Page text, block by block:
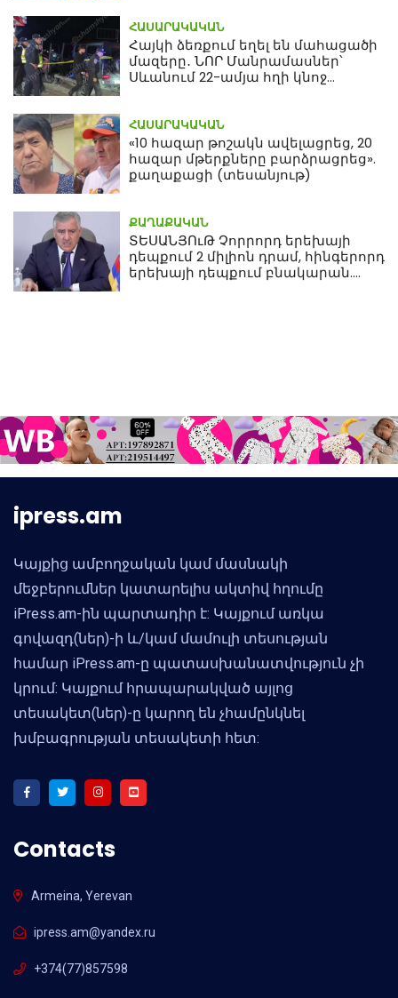
ՀԱՍԱՐԱԿԱԿԱՆ
Հայկի ձեռքում եղել են մահացածի
մազերը․ ՆՈՐ Մանրամասներ՝
Սևանում 22-ամյա հղի կնոջ
ՀԱՍԱՐԱԿԱԿԱՆ
«10 հազար թոշակն ավելացրեց, 20
հազար մթերքները բարձրացրեց».
քաղաքացի (տեսանյութ)
ՔԱՂԱՔԱԿԱՆ
ՏԵՍԱՆՅՈւԹ Չորրորդ երեխայի
դեպքում 2 միլիոն դրամ, հինգերորդ
երեխայի դեպքում բնակարան.
ipress.am
Կայքից ամբողջական կամ մասնակի
մեջբերումներ կատարելիս ակտիվ հղումը
iPress.am-ին պարտադիր է: Կայքում առկա
գովազդ(ներ)-ի և/կամ մամուլի տեսության
համար iPress.am-ը պատասխանատվություն չի
կրում: Կայքում հրապարակված այլոց
տեսակետ(ներ)-ը կարող են չհամընկնել
խմբագրության տեսակետի հետ:
Contacts
Armeina, Yerevan
ipress.am@yandex.ru
+374(77)857598